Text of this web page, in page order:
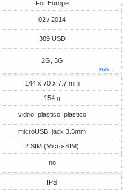
For Europe
02 / 2014
389 USD
2G, 3G
más ↓
144 x 70 x 7.7 mm
154 g
vidrio, plastico, plastico
microUSB, jack 3.5mm
2 SIM (Micro-SIM)
no
IPS